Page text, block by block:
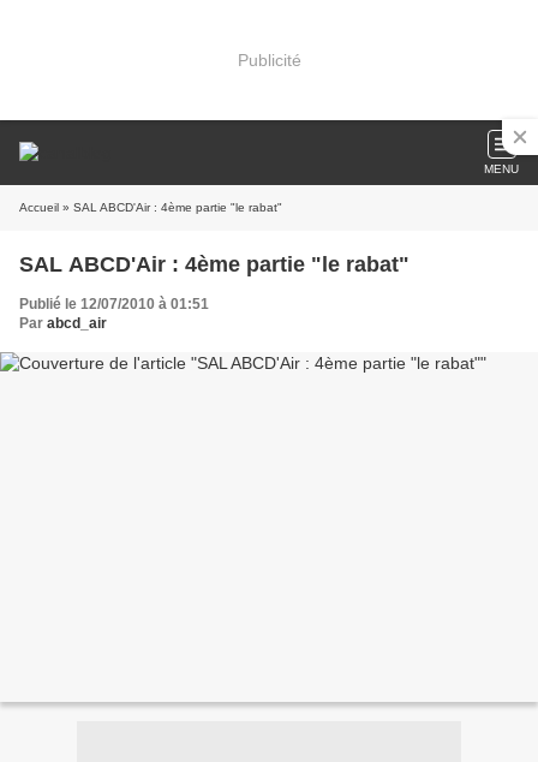
Publicité
MENU
Accueil » SAL ABCD'Air : 4ème partie "le rabat"
SAL ABCD'Air : 4ème partie "le rabat"
Publié le 12/07/2010 à 01:51
Par abcd_air